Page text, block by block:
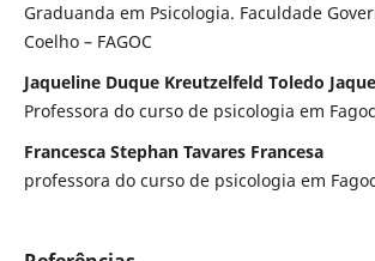
Graduanda em Psicologia. Faculdade
Coelho – FAGOC
Jaqueline Duque Kreutzelfeld Toledo
Professora do curso de psicologia em Fagoc
Francesca Stephan Tavares Francesa
professora do curso de psicologia em Fagoc